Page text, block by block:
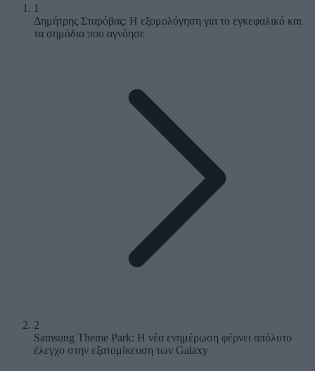
1
Δημήτρης Σταρόβας: Η εξομολόγηση για το εγκεφαλικό και
τα σημάδια που αγνόησε
2
Samsung Theme Park: Η νέα ενημέρωση φέρνει απόλυτο
έλεγχο στην εξατομίκευση των Galaxy